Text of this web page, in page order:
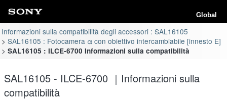
Global
Informazioni sulla compatibilità degli accessori : SAL16105
SAL16105 : Fotocamera α con obiettivo intercambiabile [innesto E]
SAL16105 : ILCE-6700 Informazioni sulla compatibilità
SAL16105 - ILCE-6700 ｜Informazioni sulla
compatibilità